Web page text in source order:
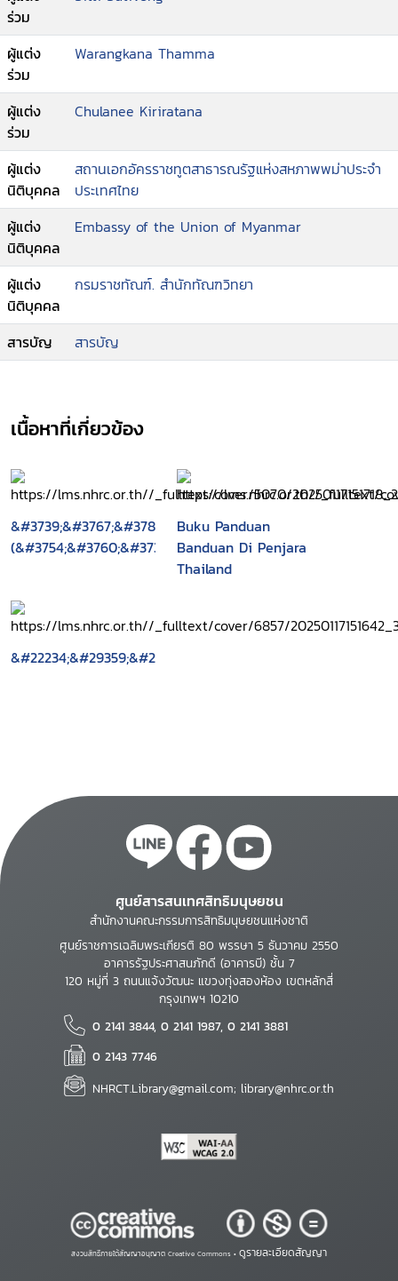
ร่วม
ผู้แต่ง
ร่วม
Warangkana Thamma
ผู้แต่ง
ร่วม
Chulanee Kiriratana
ผู้แต่ง
นิติบุคคล
สถานเอกอัครราชทูตสาธารณรัฐแห่งสหภาพพม่าประจำ
ประเทศไทย
ผู้แต่ง
นิติบุคคล
Embassy of the Union of Myanmar
ผู้แต่ง
นิติบุคคล
กรมราชทัณฑ์. สำนักทัณฑวิทยา
สารบัญ สารบัญ
เนื้อหาที่เกี่ยวข้อง
Buku Panduan
Banduan Di Penjara
Thailand
&#22234;&#29359;&#25163;&#20876;
ศูนย์สารสนเทศสิทธิมนุษยชน
สำนักงานคณะกรรมการสิทธิมนุษยชนแห่งชาติ
ศูนย์ราชการเฉลิมพระเกียรติ 80 พรรษา 5 ธันวาคม 2550
อาคารรัฐประศาสนภักดี (อาคารบี) ชั้น 7
120 หมู่ที่ 3 ถนนแจ้งวัฒนะ แขวงทุ่งสองห้อง เขตหลักสี่
กรุงเทพฯ 10210
0 2141 3844, 0 2141 1987, 0 2141 3881
0 2143 7746
NHRCT.Library@gmail.com; library@nhrc.or.th
สงวนสิทธิ์ภายใต้สัญญาอนุญาต Creative Commons • ดูรายละเอียดสัญญา